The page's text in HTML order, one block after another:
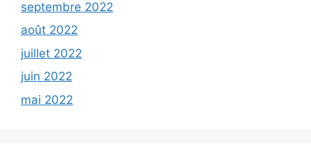
septembre 2022
août 2022
juillet 2022
juin 2022
mai 2022